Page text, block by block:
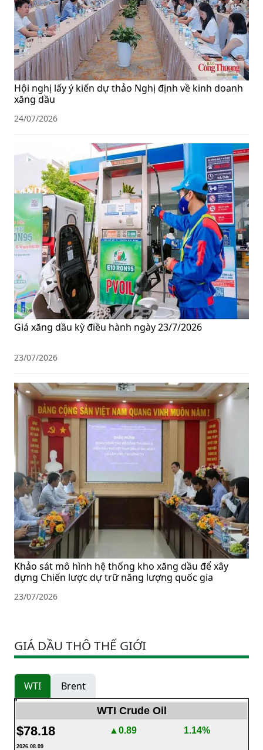
Hội nghị lấy ý kiến dự thảo Nghị định về kinh doanh
xăng dầu
24/07/2026
Giá xăng dầu kỳ điều hành ngày 23/7/2026
23/07/2026
Khảo sát mô hình hệ thống kho xăng dầu để xây
dựng Chiến lược dự trữ năng lượng quốc gia
23/07/2026
GIÁ DẦU THÔ THẾ GIỚI
WTI Brent
WTI Crude Oil
$78.18 ▲0.89 1.14%
2026.08.09